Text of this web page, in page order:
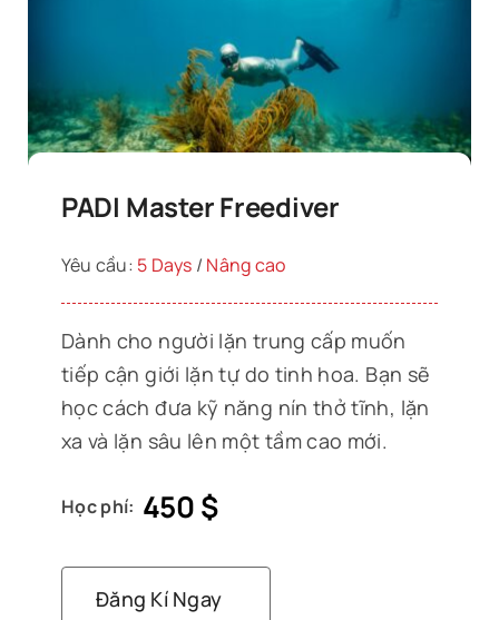
PADI Master Freediver
Yêu cầu: 5 Days / Nâng cao
Dành cho người lặn trung cấp muốn
tiếp cận giới lặn tự do tinh hoa. Bạn sẽ
học cách đưa kỹ năng nín thở tĩnh, lặn
xa và lặn sâu lên một tầm cao mới.
Học phí: 450$
Đăng Kí Ngay